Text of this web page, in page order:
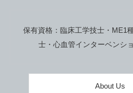
保有資格：臨床工学技士・ME1
士・心血管インターベンシ
About Us